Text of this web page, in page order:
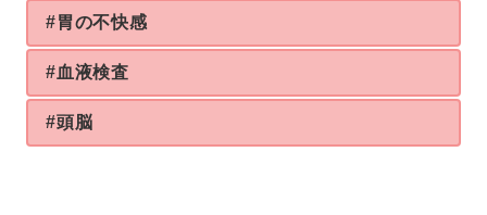
#胃の不快感
#血液検査
#頭脳